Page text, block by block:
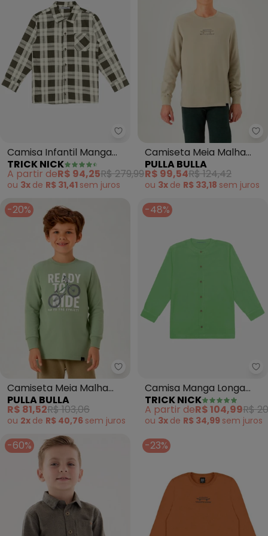
Trick Nick - Camisa Infantil
Camisa Infantil Manga
Longa (Verde)
TRICK NICK
A partir deR$ 94,25R$ 279,99
ou 3x de R$ 31,41 sem juros
Camiseta Meia Malha
(Verde)
PULLA BULLA
R$ 99,54R$ 124,42
ou 3x de R$ 33,18 sem juros
-20%
Pulla Bulla - Camiseta Meia
Camiseta Meia Malha
(Verde)
PULLA BULLA
R$ 81,52R$ 103,06
ou 2x de R$ 40,76 sem juros
-48%
Camisa Manga Longa
(Verde)
TRICK NICK
A partir deR$ 104,99R$
ou 3x de R$ 34,99 sem juros
-60% -23%